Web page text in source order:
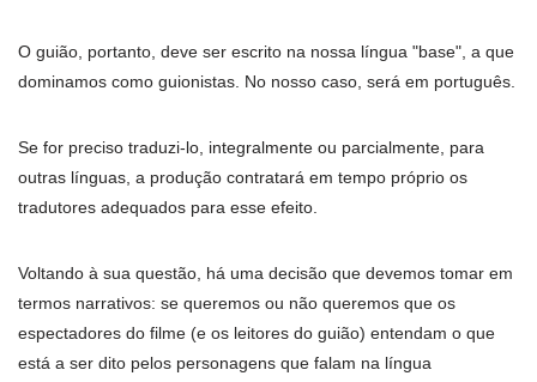
O guião, portanto, deve ser escrito na nossa língua "base", a que
dominamos como guionistas. No nosso caso, será em português.
Se for preciso traduzi-lo, integralmente ou parcialmente, para
outras línguas, a produção contratará em tempo próprio os
tradutores adequados para esse efeito.
Voltando à sua questão, há uma decisão que devemos tomar em
termos narrativos: se queremos ou não queremos que os
espectadores do filme (e os leitores do guião) entendam o que
está a ser dito pelos personagens que falam na língua